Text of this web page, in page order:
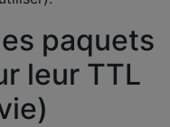
paquets
leur TTL